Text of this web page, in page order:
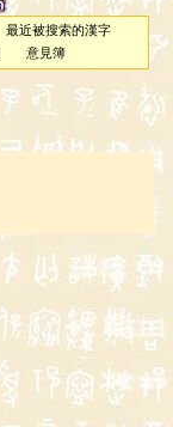
最近被搜索的漢字
意見簿